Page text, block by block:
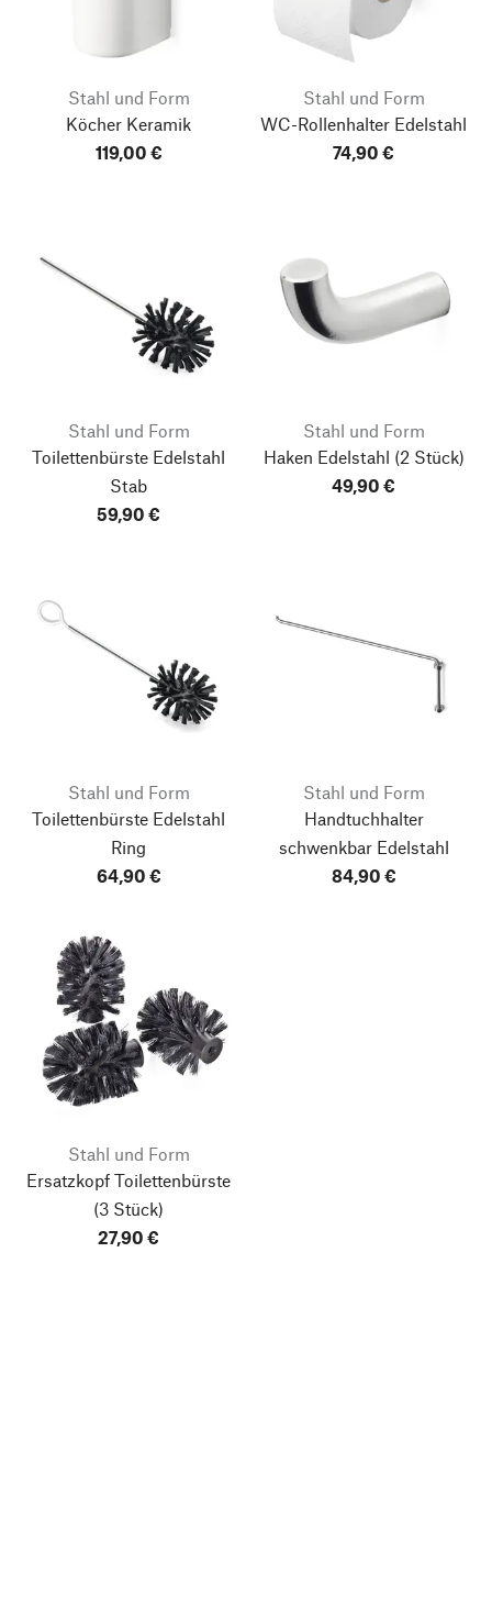
Stahl und Form
Köcher Keramik
119,00 €
Stahl und Form
WC-Rollenhalter Edelstahl
74,90 €
Stahl und Form
Toilettenbürste Edelstahl
Stab
59,90 €
Stahl und Form
Haken Edelstahl (2 Stück)
49,90 €
Stahl und Form
Toilettenbürste Edelstahl
Ring
64,90 €
Stahl und Form
Handtuchhalter
schwenkbar Edelstahl
84,90 €
Stahl und Form
Ersatzkopf Toilettenbürste
(3 Stück)
27,90 €